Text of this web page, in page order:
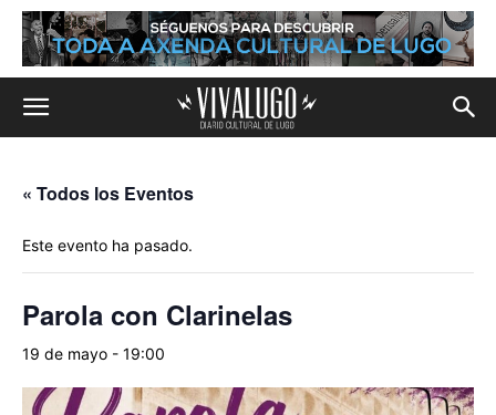
« Todos los Eventos
Este evento ha pasado.
Parola con Clarinelas
19 de mayo - 19:00